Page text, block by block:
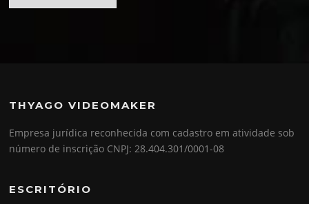
THYAGO VIDEOMAKER
Empresa jurídica reconhecida com cadastro em atividade sob
número de inscrição CNPJ: 28.404.301/0001-08
ESCRITÓRIO